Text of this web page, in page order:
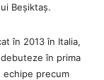
Beșiktaș.
în 2013 în Italia,
în prima
echipe precum